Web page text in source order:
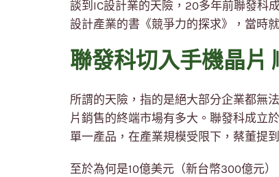
談到IC設計業的天險，20多年前聯發科
設計產業的書《競爭力的探求》，當時
聯發科切入手機晶片
所謂的天險，指的是絕大部分企業都無
片銷售的終端市場有多大。聯發科成立
單一產品，在產業規模受限下，蔡董提
至於為何是10億美元（新台幣300億元